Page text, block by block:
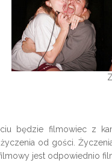
będzie filmowiec z
od gości.
jest odpowiednio